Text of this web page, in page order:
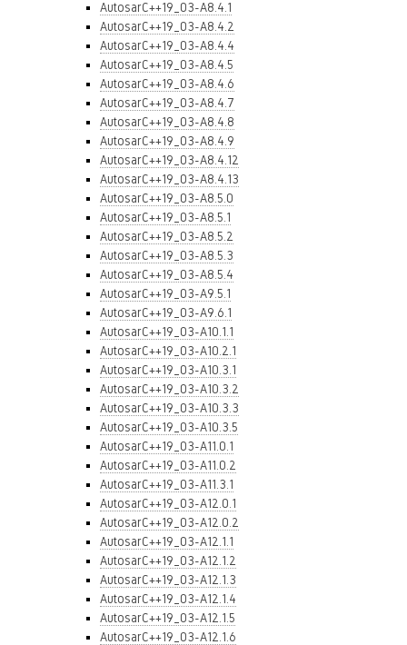
AutosarC++19_03-A8.4.1
AutosarC++19_03-A8.4.2
AutosarC++19_03-A8.4.4
AutosarC++19_03-A8.4.5
AutosarC++19_03-A8.4.6
AutosarC++19_03-A8.4.7
AutosarC++19_03-A8.4.8
AutosarC++19_03-A8.4.9
AutosarC++19_03-A8.4.12
AutosarC++19_03-A8.4.13
AutosarC++19_03-A8.5.0
AutosarC++19_03-A8.5.1
AutosarC++19_03-A8.5.2
AutosarC++19_03-A8.5.3
AutosarC++19_03-A8.5.4
AutosarC++19_03-A9.5.1
AutosarC++19_03-A9.6.1
AutosarC++19_03-A10.1.1
AutosarC++19_03-A10.2.1
AutosarC++19_03-A10.3.1
AutosarC++19_03-A10.3.2
AutosarC++19_03-A10.3.3
AutosarC++19_03-A10.3.5
AutosarC++19_03-A11.0.1
AutosarC++19_03-A11.0.2
AutosarC++19_03-A11.3.1
AutosarC++19_03-A12.0.1
AutosarC++19_03-A12.0.2
AutosarC++19_03-A12.1.1
AutosarC++19_03-A12.1.2
AutosarC++19_03-A12.1.3
AutosarC++19_03-A12.1.4
AutosarC++19_03-A12.1.5
AutosarC++19_03-A12.1.6